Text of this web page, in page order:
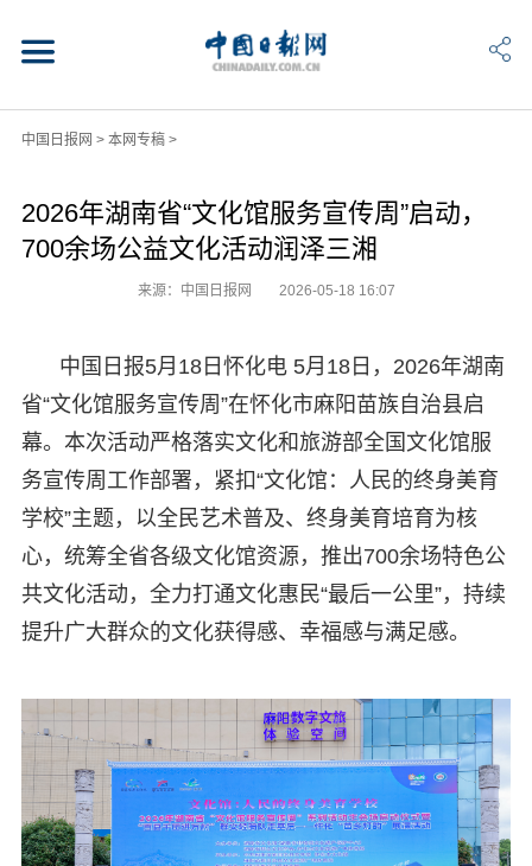
中国日报网 > 本网专稿>
2026年湖南省“文化馆服务宣传周”启动，
700余场公益文化活动润泽三湘
来源：中国日报网 2026-05-18 16:07
中国日报5月18日怀化电 5月18日，2026年湖南
省“文化馆服务宣传周”在怀化市麻阳苗族自治县启
幕。本次活动严格落实文化和旅游部全国文化馆服
务宣传周工作部署，紧扣“文化馆：人民的终身美育
学校”主题，以全民艺术普及、终身美育培育为核
心，统筹全省各级文化馆资源，推出700余场特色公
共文化活动，全力打通文化惠民“最后一公里”，持续
提升广大群众的文化获得感、幸福感与满足感。